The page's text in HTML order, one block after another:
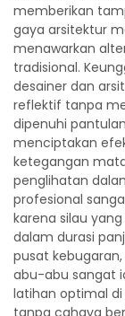
memberikan
gaya arsitektur
menawarkan
tradisional.
desainer dan
reflektif tanpa
dipenuhi
menciptakan
ketegangan
penglihatan
profesional
karena silau
dalam durasi
pusat
abu-abu sangat
latihan optimal
tanpa cahaya